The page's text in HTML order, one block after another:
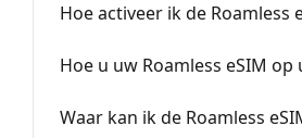
Hoe activeer ik de Roamless
Hoe u uw Roamless eSIM
Waar kan ik de Roamless